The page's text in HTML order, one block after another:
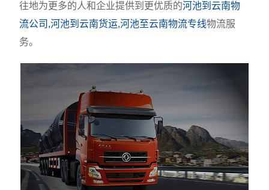
往地为更多的人和企业提供到更优质的河池到云南物
流公司,河池到云南货运,河池至云南物流专线物流服
务。